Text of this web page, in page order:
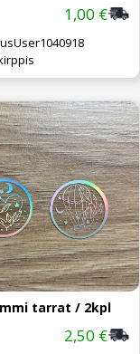
1,00 €
tarrat / 2kpl
2,50 €